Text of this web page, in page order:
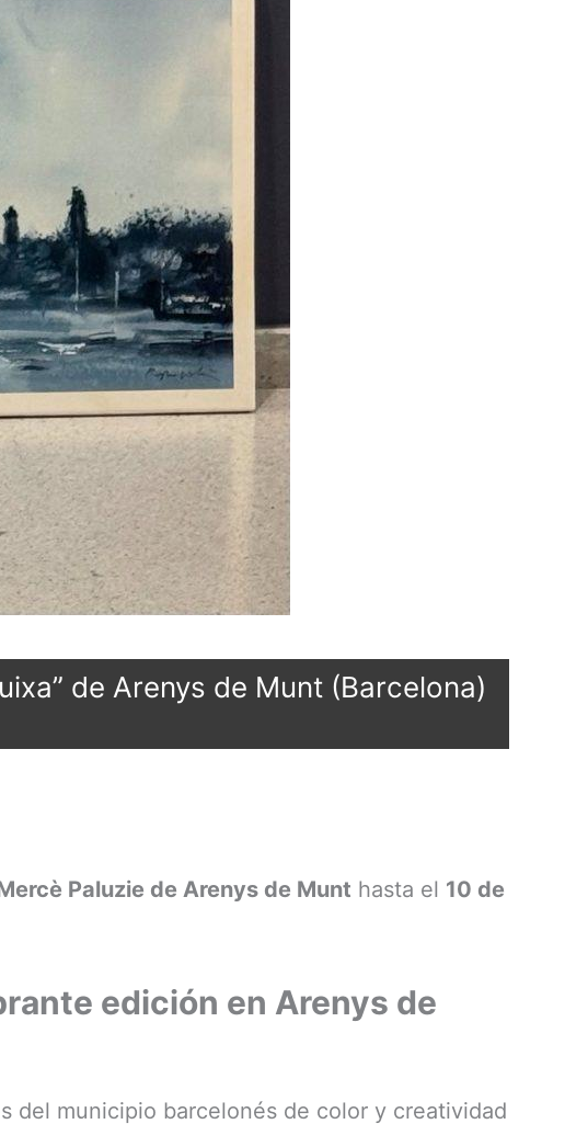
de Arenys de Munt (Barcelona)
Paluzie de Arenys de Munt hasta el 10 de
edición en Arenys de
del municipio barcelonés de color y creatividad